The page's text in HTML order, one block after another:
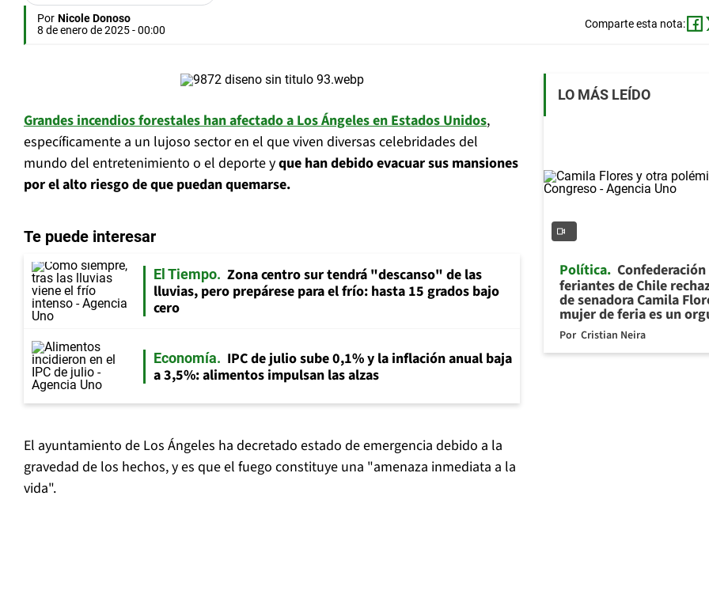
Por Nicole Donoso
8 de enero de 2025 - 00:00
Comparte esta nota:
Grandes incendios forestales han afectado a Los Ángeles en Estados Unidos,
específicamente a un lujoso sector en el que viven diversas celebridades del
mundo del entretenimiento o el deporte yque han debido evacuar sus mansiones
por el alto riesgo de que puedan quemarse.
Te puede interesar
El Tiempo
Zona centro sur tendrá "descanso" de las
lluvias, pero prepárese para el frío: hasta 15 grados bajo
cero
Economía
IPC de julio sube 0,1% y la inflación anual baja
a 3,5%: alimentos impulsan las alzas
El ayuntamiento de Los Ángeles ha decretado estado de emergencia debido a la
gravedad de los hechos, y es que el fuego constituye una "amenaza inmediata a la
vida".
LO MÁS LEÍDO
Política Confederación
feriantes de Chile
de senadora Camila
mujer de feria es un
Por Cristian Neira